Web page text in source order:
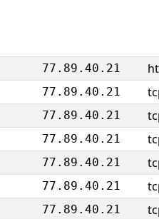
77.89.40.21
77.89.40.21
77.89.40.21
77.89.40.21
77.89.40.21
77.89.40.21
77.89.40.21